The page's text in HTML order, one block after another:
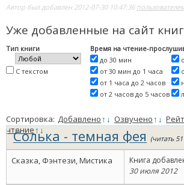
Автор был добавлен 2012-07-30 10:47:36
Уже добавленные на сайт
Тип книги
С текстом
Время на чтение-
до 30 мин
от 30 мин до 1 часа
от 1 часа до 2 часов
от 2 часов до 5 часов
Сортировка: Добавлено↑ ↓ Озвучено↑ ↓
чтение↑↓
Солька - темная фея (читать
Сказка, Фэнтези, Мистика
Книга
30 июля 2012